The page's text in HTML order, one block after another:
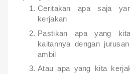
Ceritakan apa saja
kerjakan
Pastikan apa yang
kaitannya dengan
ambil
Atau apa yang kita